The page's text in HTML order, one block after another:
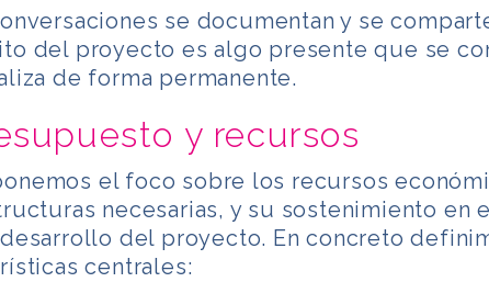
se documentan y se
del proyecto es algo presente que se
de forma permanente.
y recursos
el foco sobre los recursos
necesarias, y su sostenimiento en
del proyecto. En concreto
centrales: